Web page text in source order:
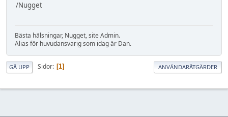
/Nugget
Bästa hälsningar, Nugget, site Admin.
Alias för huvudansvarig som idag är Dan.
GÅ UPP Sidor 1 ANVÄNDARÅTGÄRDER